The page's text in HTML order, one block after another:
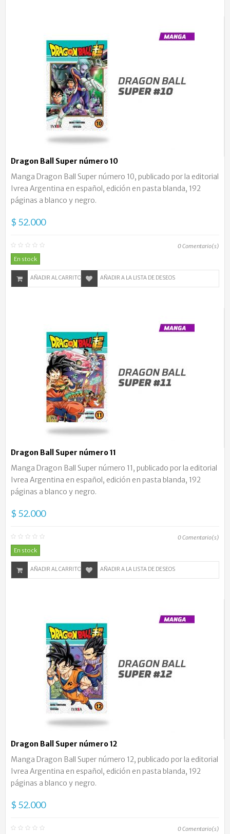
Dragon Ball Super número 10
Manga Dragon Ball Super número 10, publicado por la editorial
Ivrea Argentina en español, edición en pasta blanda, 192
páginas a blanco y negro.
$ 52.000
0Comentario(s)
En stock
AÑADIR AL CARRITO AÑADIR A LA LISTA DE DESEOS
Dragon Ball Super número 11
Manga Dragon Ball Super número 11, publicado por la editorial
Ivrea Argentina en español, edición en pasta blanda, 192
páginas a blanco y negro.
$ 52.000
0Comentario(s)
En stock
AÑADIR AL CARRITO AÑADIR A LA LISTA DE DESEOS
Dragon Ball Super número 12
Manga Dragon Ball Super número 12, publicado por la editorial
Ivrea Argentina en español, edición en pasta blanda, 192
páginas a blanco y negro.
$ 52.000
0Comentario(s)